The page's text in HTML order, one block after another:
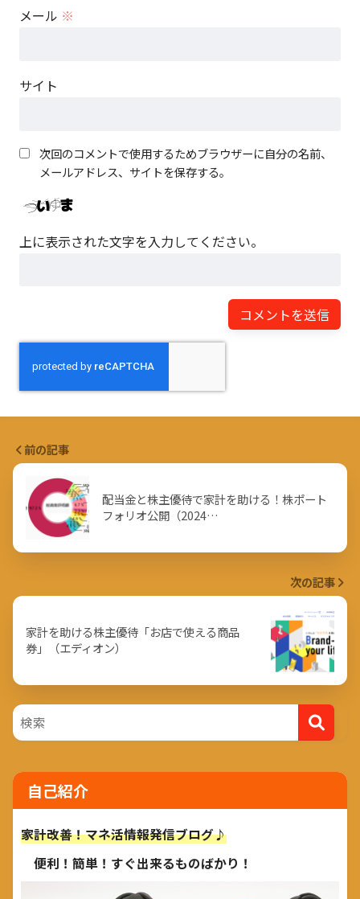
メール ※
サイト
次回のコメントで使用するためブラウザーに自分の名前、
メールアドレス、サイトを保存する。
上に表示された文字を入力してください。
前の記事
配当金と株主優待で家計を助ける！株ポート
フォリオ公開（2024…
次の記事
家計を助ける株主優待「お店で使える商品
券」（エディオン）
自己紹介
家計改善！マネ活情報発信ブログ♪
便利！簡単！すぐ出来るものばかり！